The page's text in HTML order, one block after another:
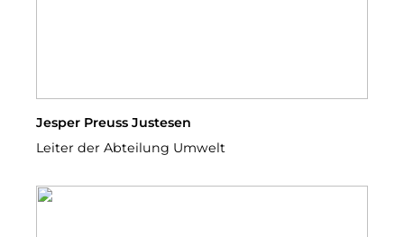
Jesper Preuss Justesen
Leiter der Abteilung Umwelt